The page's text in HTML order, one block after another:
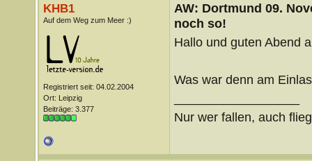
KHB1
Auf dem Weg zum Meer :)
Registriert seit: 04.02.2004
Ort: Leipzig
Beiträge: 3.377
AW: Dortmund 09.
noch so!
Hallo und guten Abend
Was war denn am
Nur wer fallen, auch